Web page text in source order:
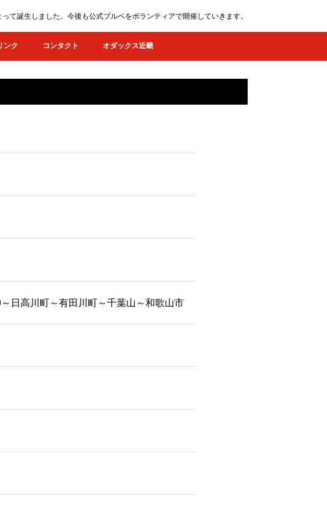
て誕生しました。今後も公式ブルベをボランティアで開催していきます。
ンク コンタクト オダックス近畿
日高川町～有田川町～千葉山～和歌山市